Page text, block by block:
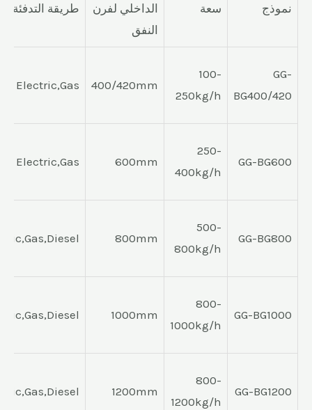
نموذج سعة
الداخلي لفرن
النفق
طريقة التدفئة
GG-
BG400/420
100-
250kg/h
400/420mm
Electric,Gas
GG-BG600
250-
400kg/h
600mm
Electric,Gas
GG-BG800
500-
800kg/h
800mm
GG-BG1000
800-
1000kg/h
1000mm
GG-BG1200
800-
1200kg/h
1200mm